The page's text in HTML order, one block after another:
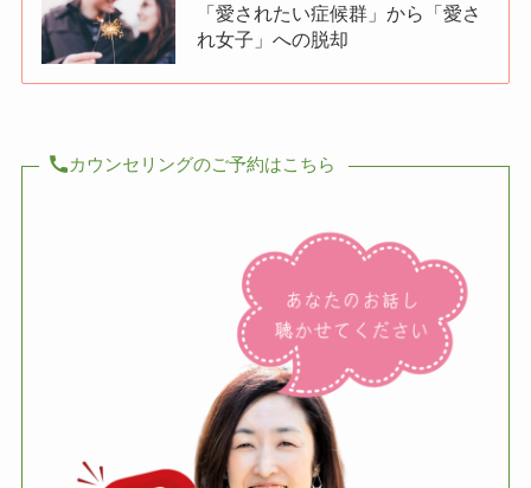
「愛されたい症候群」から「愛さ
れ女子」への脱却
カウンセリングのご予約はこちら